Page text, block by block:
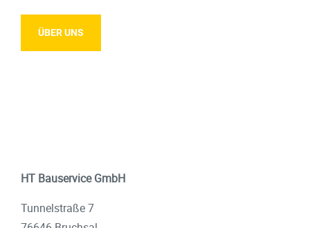
ÜBER UNS
HT Bauservice GmbH
Tunnelstraße 7